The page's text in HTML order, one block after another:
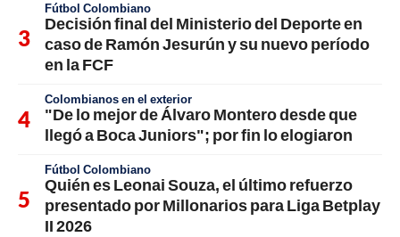
Fútbol Colombiano
Decisión final del Ministerio del Deporte en
caso de Ramón Jesurún y su nuevo período
en la FCF
Colombianos en el exterior
"De lo mejor de Álvaro Montero desde que
llegó a Boca Juniors"; por fin lo elogiaron
Fútbol Colombiano
Quién es Leonai Souza, el último refuerzo
presentado por Millonarios para Liga Betplay
II 2026